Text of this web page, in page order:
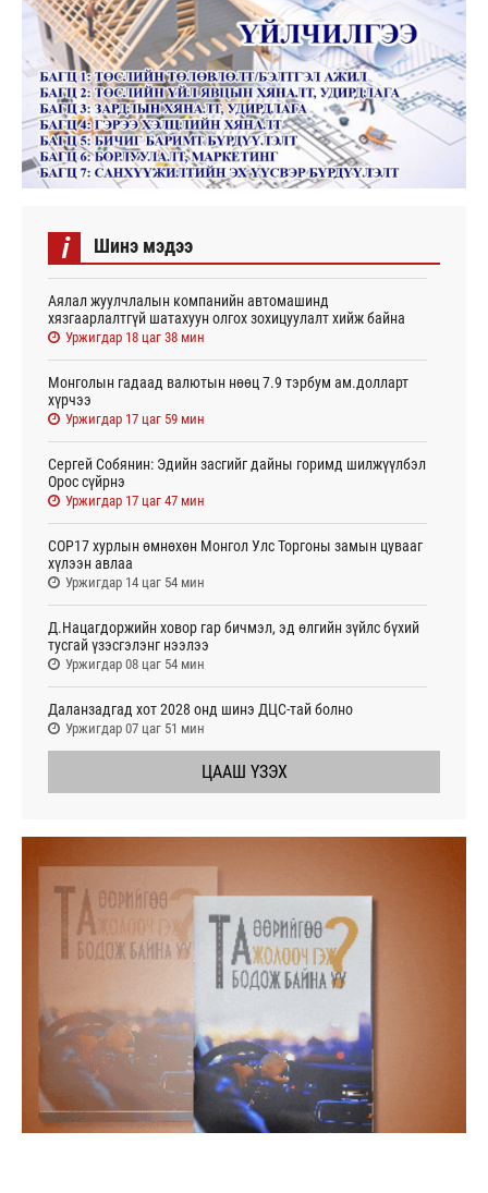
i Шинэ мэдээ
Аялал жуулчлалын компанийн автомашинд
хязгаарлалтгүй шатахуун олгох зохицуулалт хийж байна
Уржигдар 18 цаг 38 мин
Монголын гадаад валютын нөөц 7.9 тэрбум ам.долларт
хүрчээ
Уржигдар 17 цаг 59 мин
Сергей Собянин: Эдийн засгийг дайны горимд шилжүүлбэл
Орос сүйрнэ
Уржигдар 17 цаг 47 мин
COP17 хурлын өмнөхөн Монгол Улс Торгоны замын цувааг
хүлээн авлаа
Уржигдар 14 цаг 54 мин
Д.Нацагдоржийн ховор гар бичмэл, эд өлгийн зүйлс бүхий
тусгай үзэсгэлэнг нээлээ
Уржигдар 08 цаг 54 мин
Даланзадгад хот 2028 онд шинэ ДЦС-тай болно
Уржигдар 07 цаг 51 мин
ЦААШ ҮЗЭХ